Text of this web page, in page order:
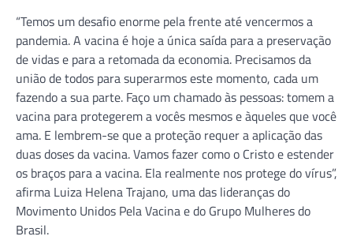
“Temos um desafio enorme pela frente até vencermos a
pandemia. A vacina é hoje a única saída para a preservação
de vidas e para a retomada da economia. Precisamos da
união de todos para superarmos este momento, cada um
fazendo a sua parte. Faço um chamado às pessoas: tomem a
vacina para protegerem a vocês mesmos e àqueles que você
ama. E lembrem-se que a proteção requer a aplicação das
duas doses da vacina. Vamos fazer como o Cristo e estender
os braços para a vacina. Ela realmente nos protege do vírus”,
afirma Luiza Helena Trajano, uma das lideranças do
Movimento Unidos Pela Vacina e do Grupo Mulheres do
Brasil.